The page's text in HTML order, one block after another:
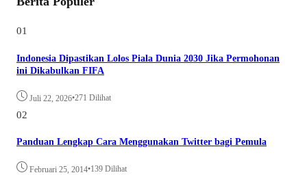
01
Indonesia Dipastikan Lolos Piala Dunia 2030 Jika Permohonan
ini Dikabulkan FIFA
Juli 22, 2026•271 Dilihat
02
Panduan Lengkap Cara Menggunakan Twitter bagi Pemula
Februari 25, 2014•139 Dilihat